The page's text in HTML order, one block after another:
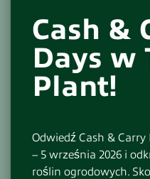
Cash &
Days w
Plant!
Odwiedź Cash &
– 5 września 2026 i
roślin ogrodowych.
Beneluxlaan 305
7559 JV Hengelo(OV)-
+31(0)74-2766666
info@twentheplant.nl
O nas
The Green Showroom